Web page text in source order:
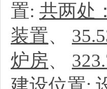
置: 共两处
装置、
炉房、